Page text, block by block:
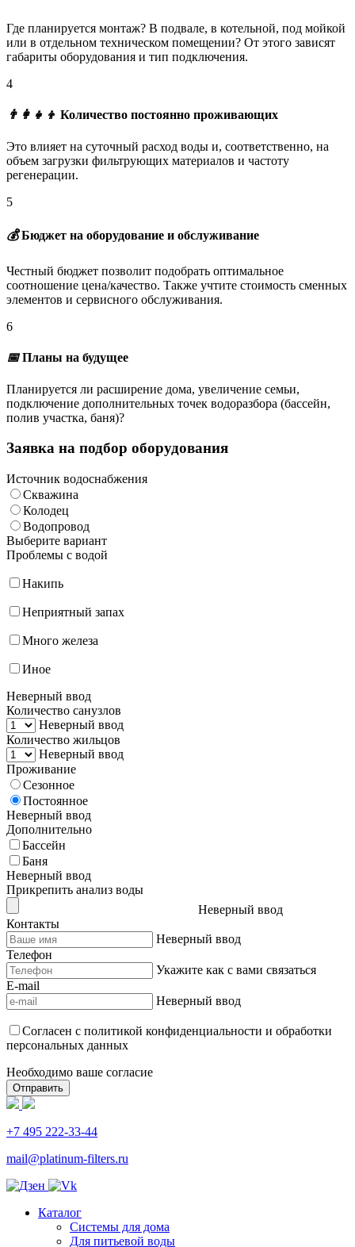
Где планируется монтаж? В подвале, в котельной, под мойкой
или в отдельном техническом помещении? От этого зависят
габариты оборудования и тип подключения.
4
👨‍👩‍👧‍👦 Количество постоянно проживающих
Это влияет на суточный расход воды и, соответственно, на
объем загрузки фильтрующих материалов и частоту
регенерации.
5
💰Бюджет на оборудование и обслуживание
Честный бюджет позволит подобрать оптимальное
соотношение цена/качество. Также учтите стоимость сменных
элементов и сервисного обслуживания.
6
📅Планы на будущее
Планируется ли расширение дома, увеличение семьи,
подключение дополнительных точек водоразбора (бассейн,
полив участка, баня)?
Заявка на подбор оборудования
Источник водоснабжения
Скважина
Колодец
Водопровод
Выберите вариант
Проблемы с водой
Накипь
Неприятный запах
Много железа
Иное
Неверный ввод
Количество санузлов
Неверный ввод
Количество жильцов
Неверный ввод
Проживание
Сезонное
Постоянное
Неверный ввод
Дополнительно
Бассейн
Баня
Неверный ввод
Прикрепить анализ воды
Неверный ввод
Контакты
Неверный ввод
Телефон
Укажите как с вами связаться
E-mail
Неверный ввод
Согласен с политикой конфиденциальности и обработки
персональных данных
Необходимо ваше согласие
Отправить
+7 495 222-33-44
mail@platinum-filters.ru
Каталог
Системы для дома
Для питьевой воды